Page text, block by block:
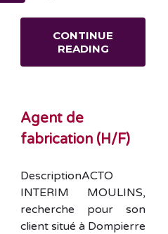
CONTINUE
READING
Agent de
fabrication (H/F)
DescriptionACTO
INTERIM MOULINS,
recherche pour son
client situé à Dompierre